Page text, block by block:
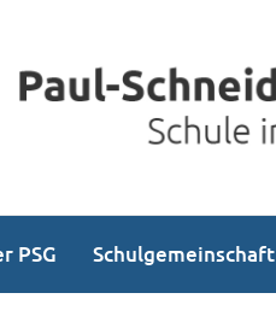
PSG Schulgemeinschaft